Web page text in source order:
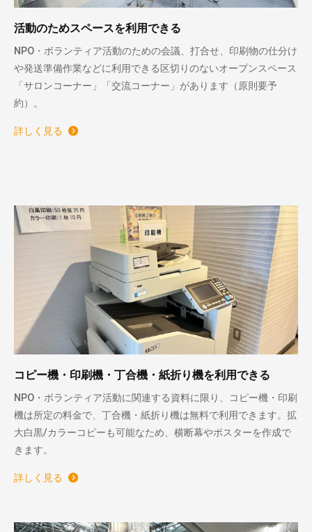
活動のためスペースを利用できる
NPO・ボランティア活動のための会議、打合せ、印刷物の仕分け
や発送準備作業などに利用できる区切りのないオープンスペース
「サロンコーナー」「交流コーナー」があります（原則要予
約）。
詳しく見る
コピー機・印刷機・丁合機・紙折り機を利用できる
NPO・ボランティア活動に関連する資料に限り、コピー機・印刷
機は所定の料金で、丁合機・紙折り機は無料で利用できます。拡
大白黒/カラーコピーも可能なため、横断幕やポスターを作成で
きます。
詳しく見る